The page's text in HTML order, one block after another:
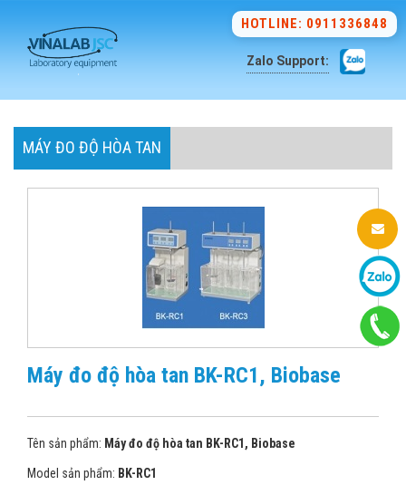
HOTLINE: 0911336848
Zalo Support:
MÁY ĐO ĐỘ HÒA TAN
Máy đo độ hòa tan BK-RC1, Biobase
Tên sản phẩm: Máy đo độ hòa tan BK-RC1, Biobase
Model sản phẩm: BK-RC1